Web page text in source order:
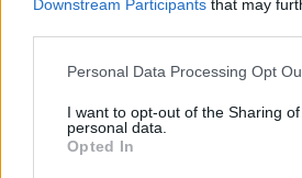
Downstream Participants that may
Personal Data Processing Opt
I want to opt-out of the Sharing
personal data.
Opted In
ΔΕΙΤΕ ΕΠΙΣΗΣ